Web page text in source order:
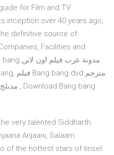
for Film and TV
inception over 40 years ago,
definitive source of
Facilities and
very talented Siddharth
Anjaani, Salaam
of the hottest stars of tinsel